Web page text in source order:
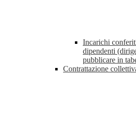
Incarichi
dipendenti
pubblicare in
Contrattazione